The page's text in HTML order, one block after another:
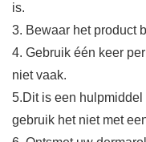
is.
3. Bewaar het product
4. Gebruik één keer
niet vaak.
5.Dit is een
gebruik het niet met